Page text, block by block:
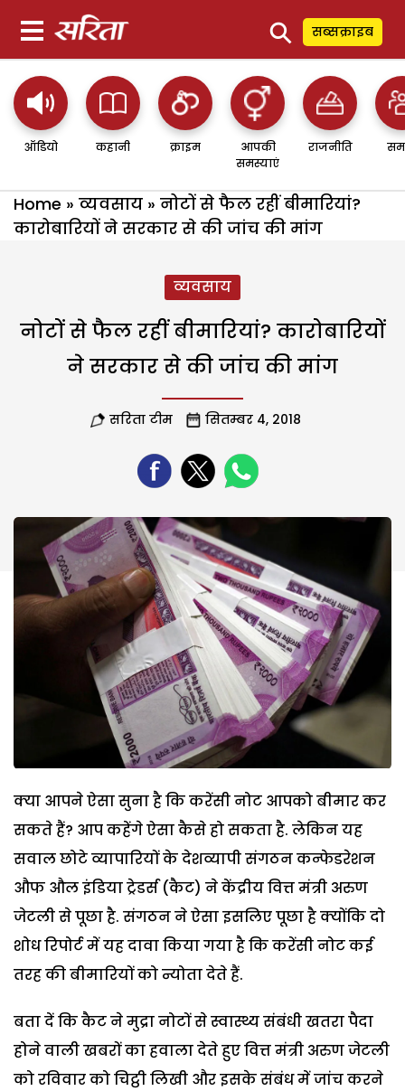
⚲ सब्सक्राइब
ऑडियो कहानी क्राइम
आपकी
समस्याएं
राजनीति
Home » व्यवसाय » नोटों से फैल रहीं बीमारियां?
कारोबारियों ने सरकार से की जांच की मांग
व्यवसाय
नोटों से फैल रहीं बीमारियां? कारोबारियों
ने सरकार से की जांच की मांग
सरिता टीम सितम्बर 4, 2018
क्या आपने ऐसा सुना है कि करेंसी नोट आपको बीमार कर
सकते हैं? आप कहेंगे ऐसा कैसे हो सकता है. लेकिन यह
सवाल छोटे व्यापारियों के देशव्यापी संगठन कन्फेडरेशन
औफ औल इंडिया ट्रेडर्स (कैट) ने केंद्रीय वित्त मंत्री अरुण
जेटली से पूछा है. संगठन ने ऐसा इसलिए पूछा है क्योंकि दो
शोध रिपोर्ट में यह दावा किया गया है कि करेंसी नोट कई
तरह की बीमारियों को न्योता देते हैं.
बता दें कि कैट ने मुद्रा नोटों से स्वास्थ्य संबंधी खतरा पैदा
होने वाली खबरों का हवाला देते हुए वित्त मंत्री अरुण जेटली
को रविवार को चिट्ठी लिखी और इसके संबंध में जांच करने